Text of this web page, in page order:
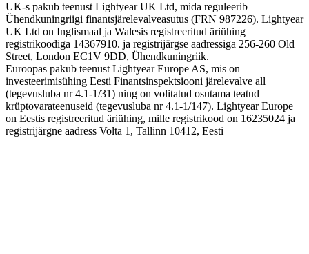
UK-s pakub teenust Lightyear UK Ltd, mida reguleerib
Ühendkuningriigi finantsjärelevalveasutus (FRN 987226). Lightyear
UK Ltd on Inglismaal ja Walesis registreeritud äriühing
registrikoodiga 14367910. ja registrijärgse aadressiga 256-260 Old
Street, London EC1V 9DD, Ühendkuningriik.
Euroopas pakub teenust Lightyear Europe AS, mis on
investeerimisühing Eesti Finantsinspektsiooni järelevalve all
(tegevusluba nr 4.1-1/31) ning on volitatud osutama teatud
krüptovarateenuseid (tegevusluba nr 4.1-1/147). Lightyear Europe
on Eestis registreeritud äriühing, mille registrikood on 16235024 ja
registrijärgne aadress Volta 1, Tallinn 10412, Eesti